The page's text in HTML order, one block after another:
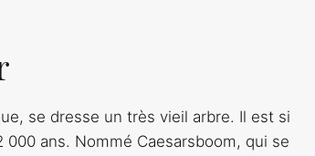
se dresse un très vieil arbre. Il est si
ans. Nommé Caesarsboom, qui se